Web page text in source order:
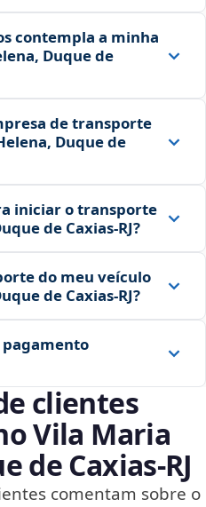
contempla a minha
Duque de
de transporte
Duque de
iniciar o transporte
de Caxias‑RJ?
do meu veículo
de Caxias‑RJ?
pagamento
clientes
Vila Maria
de Caxias‑RJ
comentam sobre o